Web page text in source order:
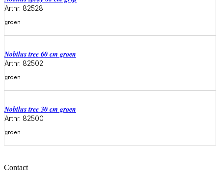
Artnr. 82528
groen
Meer informatie
Nobilus tree 60 cm groen
Artnr. 82502
groen
Meer informatie
Nobilus tree 30 cm groen
Artnr. 82500
groen
Meer informatie
Contact